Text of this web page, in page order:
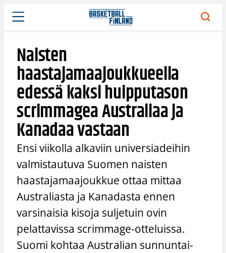
Siirry
sisältöön
Naisten
haastajamaajoukkueella
edessä kaksi huipputason
scrimmagea Australiaa ja
Kanadaa vastaan
Ensi viikolla alkaviin universiadeihin
valmistautuva Suomen naisten
haastajamaajoukkue ottaa mittaa
Australiasta ja Kanadasta ennen
varsinaisia kisoja suljetuin ovin
pelattavissa scrimmage-otteluissa.
Suomi kohtaa Australian sunnuntai-